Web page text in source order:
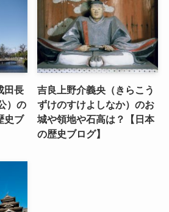
田長
）の
史ブ
吉良上野介義央（きらこう
ずけのすけよしなか）のお
城や領地や石高は？【日本
の歴史ブログ】